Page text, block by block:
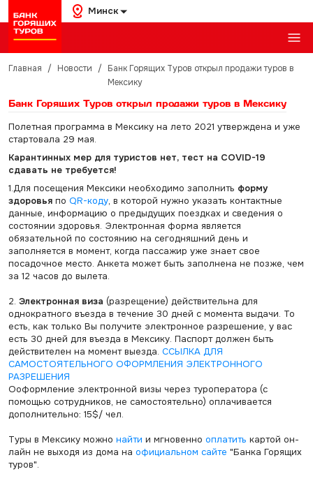
Минск
Главная / Новости /
Банк Горящих Туров открыл продажи туров в
Мексику
Банк Горящих Туров открыл продажи туров в Мексику
Полетная программа в Мексику на лето 2021 утверждена и уже
стартовала 29 мая.
Карантинных мер для туристов нет, тест на COVID-19
сдавать не требуется!
1.Для посещения Мексики необходимо заполнить форму
здоровьяпо QR-коду, в которой нужно указать контактные
данные, информацию о предыдущих поездках и сведения о
состоянии здоровья. Электронная форма является
обязательной по состоянию на сегодняшний день и
заполняется в момент, когда пассажир уже знает свое
посадочное место. Анкета может быть заполнена не позже, чем
за 12 часов до вылета.
2. Электронная виза (разрещение) действительна для
однократного въезда в течение 30 дней с момента выдачи. То
есть, как только Вы получите электронное разрешение, у вас
есть 30 дней для въезда в Мексику. Паспорт должен быть
действителен на момент выезда. ССЫЛКА ДЛЯ
САМОСТОЯТЕЛЬНОГО ОФОРМЛЕНИЯ ЭЛЕКТРОННОГО
РАЗРЕШЕНИЯ
Ооформление электронной визы через туроператора (с
помощью сотрудников, не самостоятельно) оплачивается
дополнительно: 15$/ чел.
Туры в Мексику можно найти и мгновенно оплатить картой он-
лайн не выходя из дома на официальном сайте "Банка Горящих
туров".